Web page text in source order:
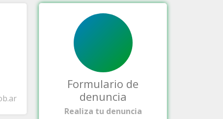
Formulario de
denuncia
Realiza tu denuncia